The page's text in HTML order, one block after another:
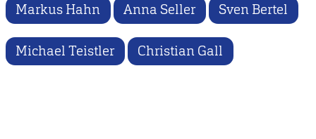
Markus Hahn Anna Seller Sven Bertel
Michael Teistler Christian Gall